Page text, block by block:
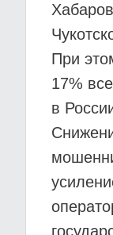
При
17%
в